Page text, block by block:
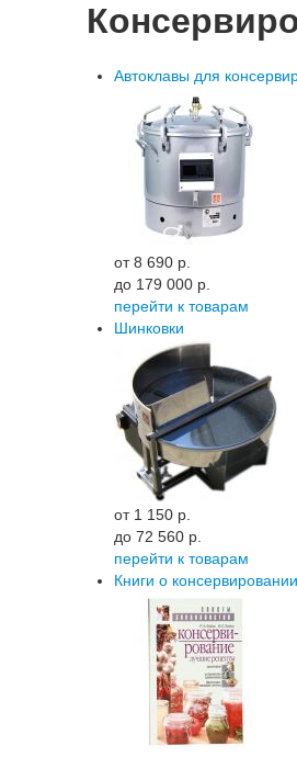
Автоклавы для
от 8 690 p.
до 179 000 p.
перейти к товарам
Шинковки
от 1 150 p.
до 72 560 p.
перейти к товарам
Книги о консервировании